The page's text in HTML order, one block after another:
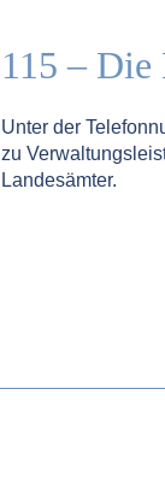
115 – Die
Unter der
zu
Landesämter.